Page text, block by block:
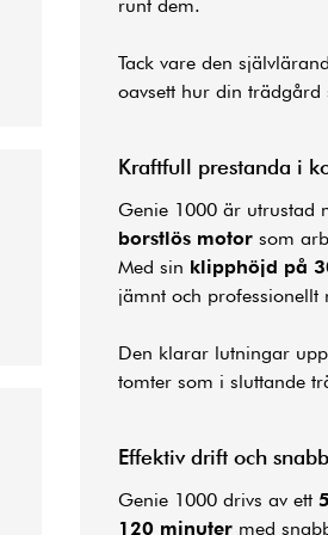
runt dem.
Tack vare den
oavsett hur din trädgård
Kraftfull prestanda i
Genie 1000 är utrustad
borstlös motor som
Med sin klipphöjd på
jämnt och
Den klarar lutningar
tomter som i sluttande
Effektiv drift och
Genie 1000 drivs av ett
120 minuter med